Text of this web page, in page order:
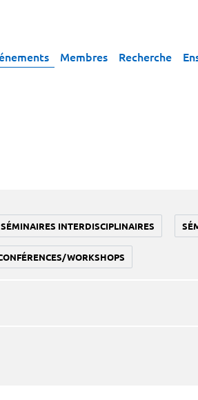
Membres Recherche
SÉMINAIRES INTERDISCIPLINAIRES
WORKSHOPS